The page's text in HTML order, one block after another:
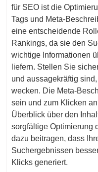
für SEO ist die
Tags und Meta-
eine entscheidende
Rankings, da sie den
wichtige Informationen
liefern. Stellen Sie
und aussagekräftig
wecken. Die Meta-
sein und zum Klicken
Überblick über den
sorgfältige Optimierung
dazu beitragen, dass
Suchergebnissen
Klicks generiert.